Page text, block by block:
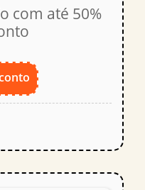
com até 50%